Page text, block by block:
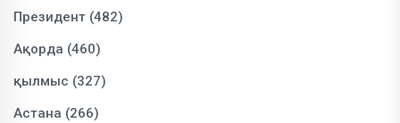
Президент (482)
Ақорда (460)
қылмыс (327)
Астана (266)